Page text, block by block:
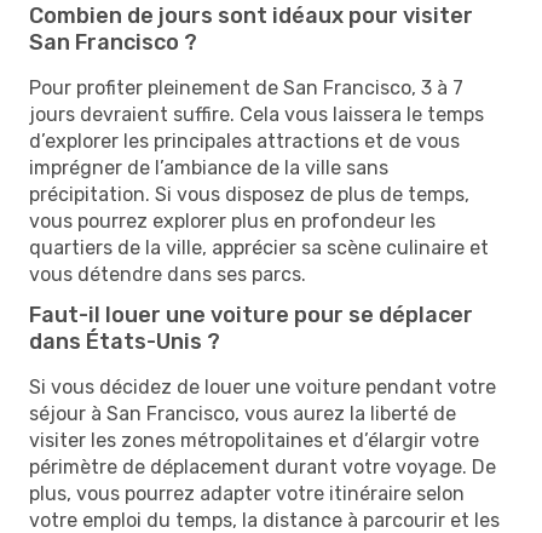
Combien de jours sont idéaux pour visiter
San Francisco ?
Pour profiter pleinement de San Francisco, 3 à 7
jours devraient suffire. Cela vous laissera le temps
d’explorer les principales attractions et de vous
imprégner de l’ambiance de la ville sans
précipitation. Si vous disposez de plus de temps,
vous pourrez explorer plus en profondeur les
quartiers de la ville, apprécier sa scène culinaire et
vous détendre dans ses parcs.
Faut-il louer une voiture pour se déplacer
dans États-Unis ?
Si vous décidez de louer une voiture pendant votre
séjour à San Francisco, vous aurez la liberté de
visiter les zones métropolitaines et d’élargir votre
périmètre de déplacement durant votre voyage. De
plus, vous pourrez adapter votre itinéraire selon
votre emploi du temps, la distance à parcourir et les